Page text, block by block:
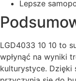
Lepsze
LGD4033 10 10 to
wpłynąć na wyniki
kulturystyce. Dzięki